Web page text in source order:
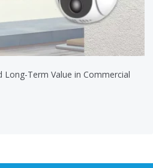
Long-Term Value in Commercial